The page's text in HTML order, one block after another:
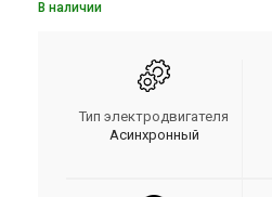
В наличии
Тип электродвигателя
Асинхронный